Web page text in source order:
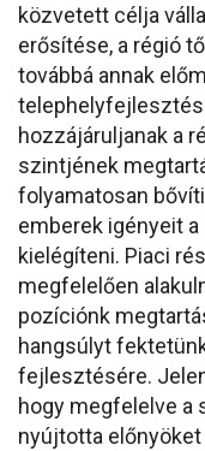
közvetett célja
erősítése, a régió
továbbá annak
hozzájáruljanak a
szintjének
folyamatosan
emberek igényeit
kielégíteni. Piaci
megfelelően
pozíciónk
hangsúlyt
fejlesztésére.
hogy megfelelve a
nyújtotta